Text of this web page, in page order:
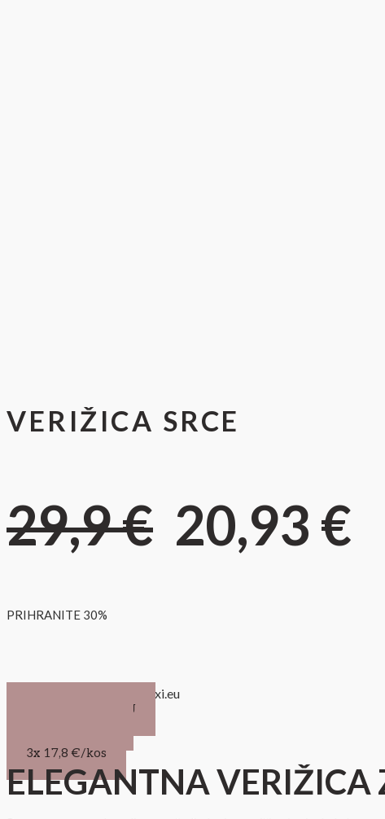
VERIŽICA SRCE
29,9 € 20,93 €
PRIHRANITE 30%
PODPORA: info@leboxi.eu
NAROČITE TUKAJ
3x 17,8 €/kos
ELEGANTNA VERIŽICA